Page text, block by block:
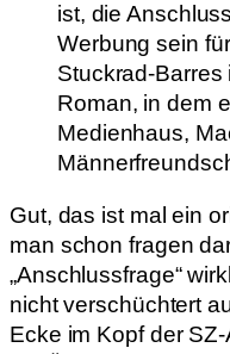
ist, die
Werbung sein
Stuckrad-Barres
Roman, in dem
Medienhaus,
Gut, das ist mal ein
man schon fragen
„Anschlussfrage“
nicht verschüchtert
Ecke im Kopf der